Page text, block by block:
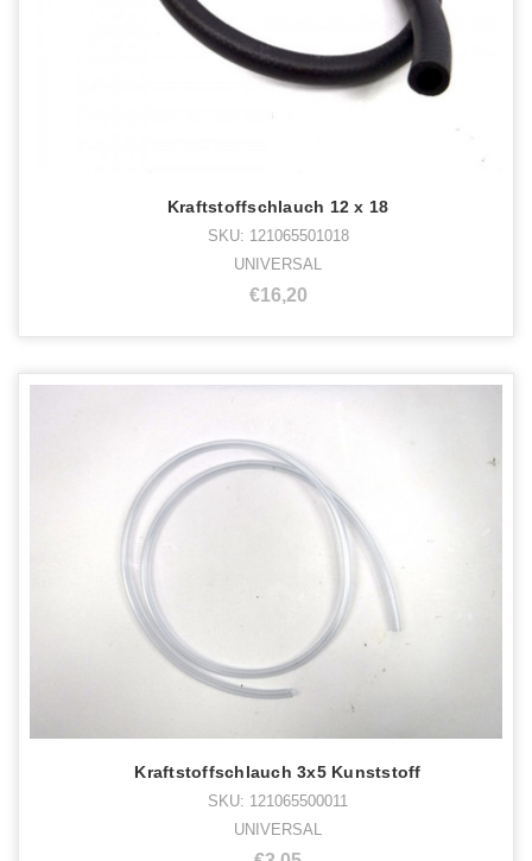
Kraftstoffschlauch 12 x 18
SKU: 121065501018
UNIVERSAL
€16,20
Kraftstoffschlauch 3x5 Kunststoff
SKU: 121065500011
UNIVERSAL